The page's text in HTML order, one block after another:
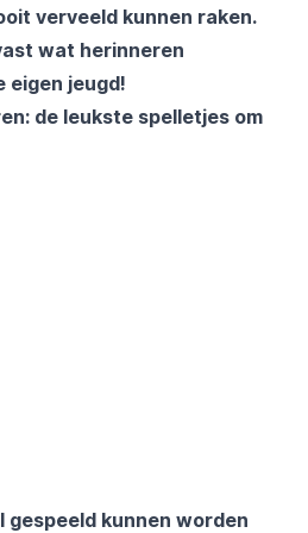
verveeld kunnen raken.
wat herinneren
eigen jeugd!
gespeeld kunnen worden